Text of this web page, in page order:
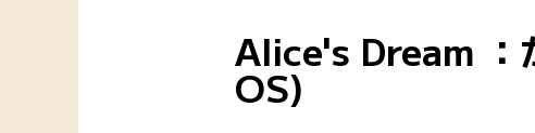
無料 買い
Alice's Dream ：
OS)